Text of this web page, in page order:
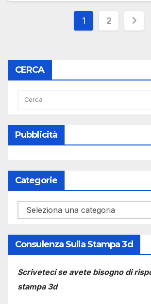
1 2
CERCA
Pubblicità
Categorie
Categorie
Consulenza Sulla Stampa 3d
Scriveteci se avete bisogno di
stampa 3d